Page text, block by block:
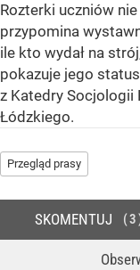
Rozterki uczniów
przypomina
ile kto wydał na
pokazuje jego
z Katedry
Łódzkiego.
Przegląd prasy
SKOMENTUJ 3